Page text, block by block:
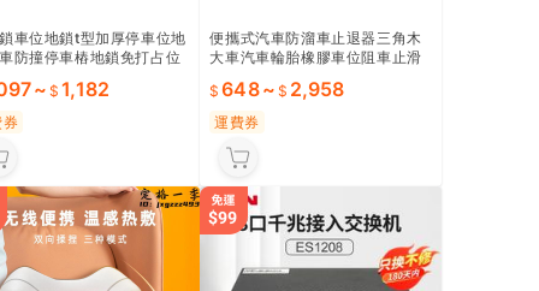
車位地鎖t型加厚停車位地
防撞停車樁地鎖免打占位
~ 1,182
券
便攜式汽車防溜車止退器三角木
大車汽車輪胎橡膠車位阻車止滑
648~ 2,958
運費券